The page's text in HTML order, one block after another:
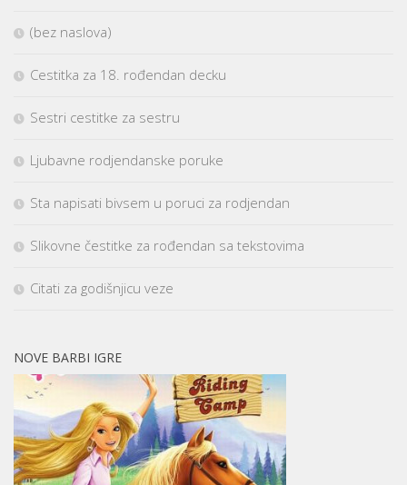
(bez naslova)
Cestitka za 18. rođendan decku
Sestri cestitke za sestru
Ljubavne rodjendanske poruke
Sta napisati bivsem u poruci za rodjendan
Slikovne čestitke za rođendan sa tekstovima
Citati za godišnjicu veze
NOVE BARBI IGRE